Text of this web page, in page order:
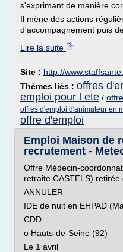
s'exprimant de manière
Il mène des actions
d'accompagnement puis
Lire la suite
Site : http://
Thèmes liés : offres
emploi pour l ete /
offres d'emploi d'animateur en
offre d'emploi
Emploi Maison de
recrutement -
Offre Médecin-
retraite CASTELS) retirée
ANNULER
IDE de nuit en EHPAD
CDD
o Hauts-de-Seine (92)
Le 1 avril